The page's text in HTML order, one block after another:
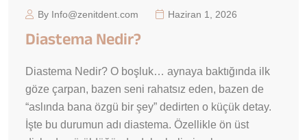
By Info@zenitdent.com Haziran 1, 2026
Diastema Nedir?
Diastema Nedir? O boşluk… aynaya baktığında ilk
göze çarpan, bazen seni rahatsız eden, bazen de
“aslında bana özgü bir şey” dedirten o küçük detay.
İşte bu durumun adı diastema. Özellikle ön üst